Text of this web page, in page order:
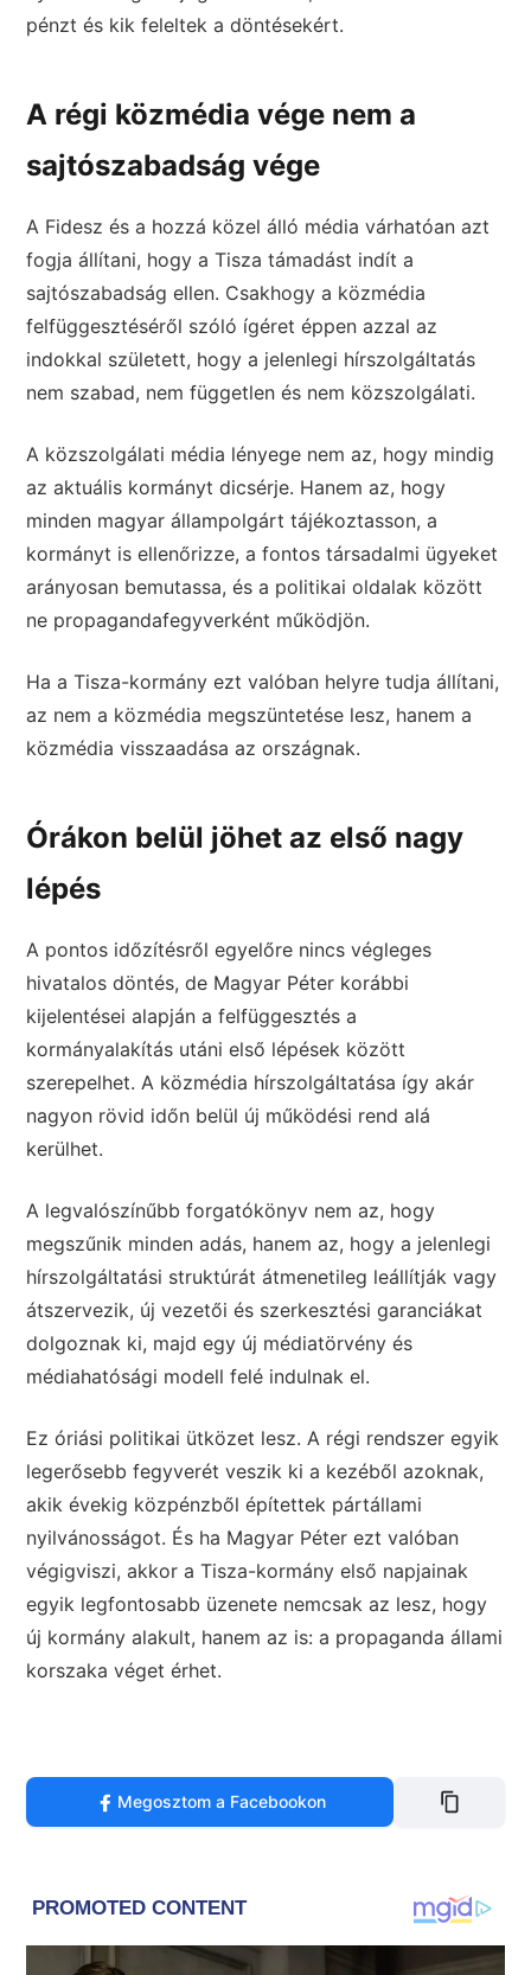
pénzt és kik feleltek a döntésekért.
A régi közmédia vége nem a
sajtószabadság vége
A Fidesz és a hozzá közel álló média várhatóan azt
fogja állítani, hogy a Tisza támadást indít a
sajtószabadság ellen. Csakhogy a közmédia
felfüggesztéséről szóló ígéret éppen azzal az
indokkal született, hogy a jelenlegi hírszolgáltatás
nem szabad, nem független és nem közszolgálati.
A közszolgálati média lényege nem az, hogy mindig
az aktuális kormányt dicsérje. Hanem az, hogy
minden magyar állampolgárt tájékoztasson, a
kormányt is ellenőrizze, a fontos társadalmi ügyeket
arányosan bemutassa, és a politikai oldalak között
ne propagandafegyverként működjön.
Ha a Tisza-kormány ezt valóban helyre tudja állítani,
az nem a közmédia megszüntetése lesz, hanem a
közmédia visszaadása az országnak.
Órákon belül jöhet az első nagy
lépés
A pontos időzítésről egyelőre nincs végleges
hivatalos döntés, de Magyar Péter korábbi
kijelentései alapján a felfüggesztés a
kormányalakítás utáni első lépések között
szerepelhet. A közmédia hírszolgáltatása így akár
nagyon rövid időn belül új működési rend alá
kerülhet.
A legvalószínűbb forgatókönyv nem az, hogy
megszűnik minden adás, hanem az, hogy a jelenlegi
hírszolgáltatási struktúrát átmenetileg leállítják vagy
átszervezik, új vezetői és szerkesztési garanciákat
dolgoznak ki, majd egy új médiatörvény és
médiahatósági modell felé indulnak el.
Ez óriási politikai ütközet lesz. A régi rendszer egyik
legerősebb fegyverét veszik ki a kezéből azoknak,
akik évekig közpénzből építettek pártállami
nyilvánosságot. És ha Magyar Péter ezt valóban
végigviszi, akkor a Tisza-kormány első napjainak
egyik legfontosabb üzenete nemcsak az lesz, hogy
új kormány alakult, hanem az is: a propaganda állami
korszaka véget érhet.
Megosztom a Facebookon